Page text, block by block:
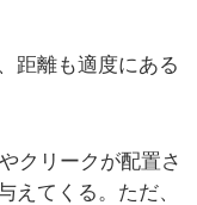
距離も適度にある
クリークが配置さ
えてくる。ただ、